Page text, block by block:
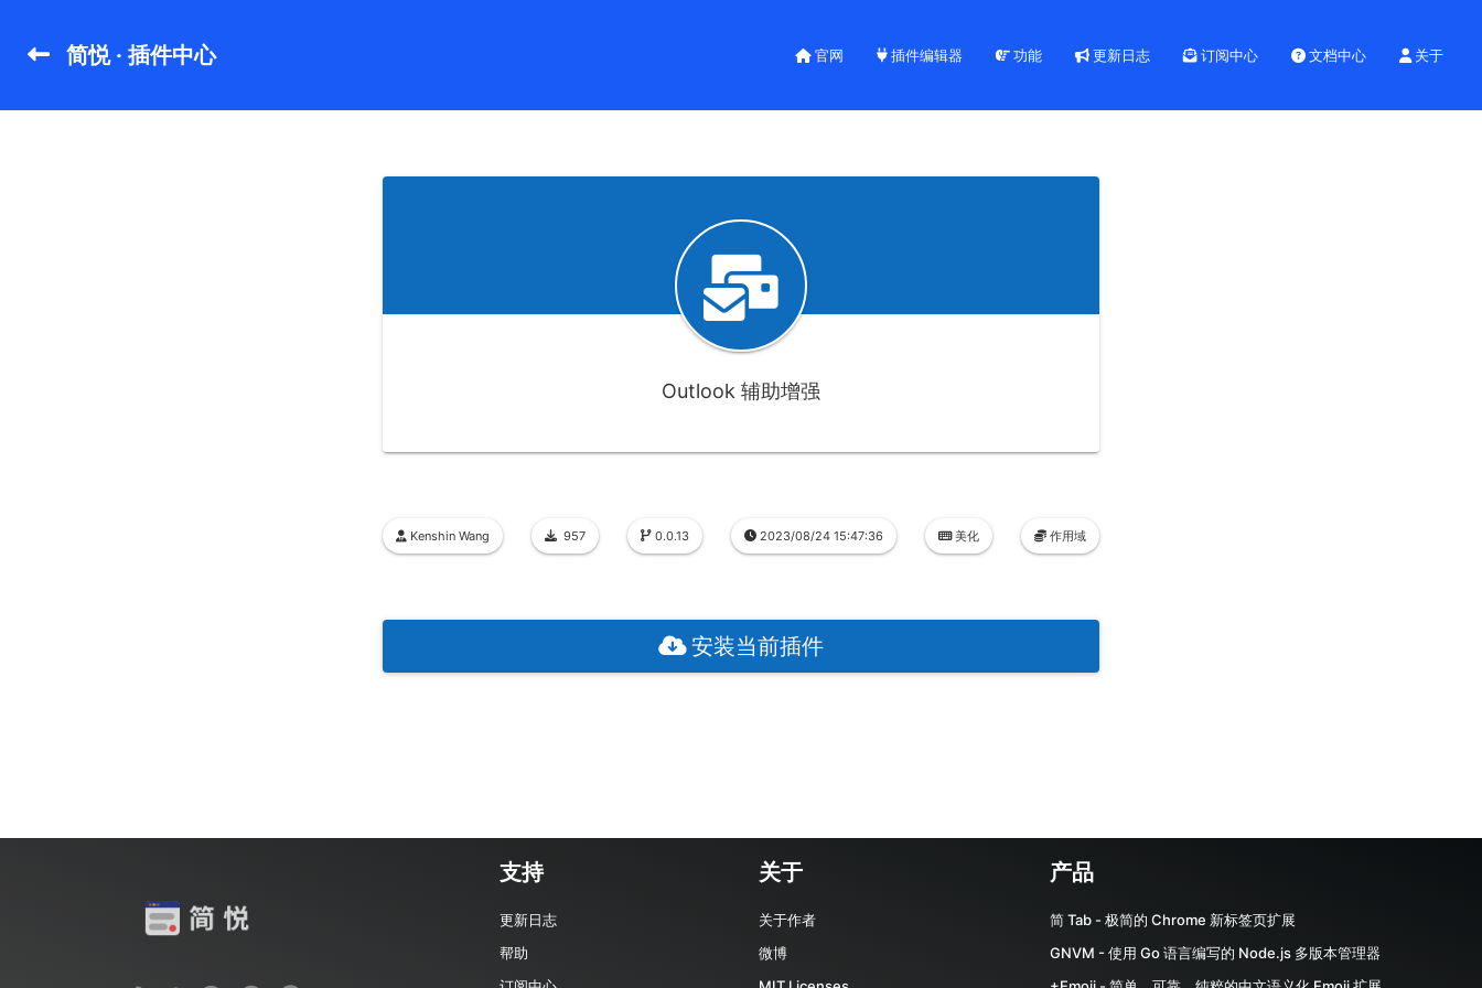
简悦 · 插件中心 官网 插件编辑器 功能 更新日志 订阅中心 文档中心 关于
Outlook 辅助增强
Kenshin Wang 957 0.0.13 2023/08/24 15:47:36 美化 作用域
安装当前插件
支持
更新日志
帮助
关于
关于作者
微博
产品
简 Tab - 极简的 Chrome 新标签页扩展
GNVM - 使用 Go 语言编写的 Node.js 多版本管理器